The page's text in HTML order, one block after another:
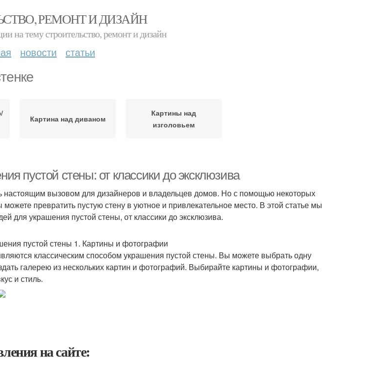
РЕМОНТ И ДИЗАЙН
на тему строительство, ремонт и дизайн
новости статьи
Картина над диваном
Картины над
изголовьем
пустой стены: от классики до эксклюзива
настоящим вызовом для дизайнеров и владельцев домов. Но с помощью некоторых
превратить пустую стену в уютное и привлекательное место. В этой статье мы
для украшения пустой стены, от классики до эксклюзива.
пустой стены 1. Картины и фотографии
классическим способом украшения пустой стены. Вы можете выбрать одну
галерею из нескольких картин и фотографий. Выбирайте картины и фотографии,
и стиль.
на сайте: